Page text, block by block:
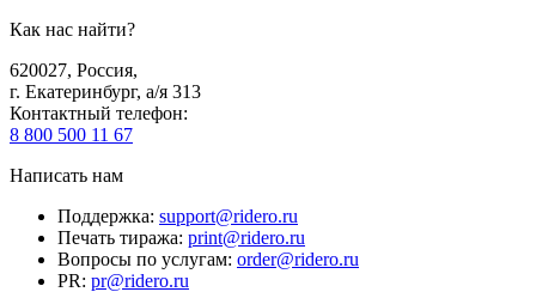
Как нас найти?
620027, Россия,
г. Екатеринбург, а/я 313
Контактный телефон:
8 800 500 11 67
Написать нам
Поддержка: support@ridero.ru
Печать тиража: print@ridero.ru
Вопросы по услугам: order@ridero.ru
PR: pr@ridero.ru